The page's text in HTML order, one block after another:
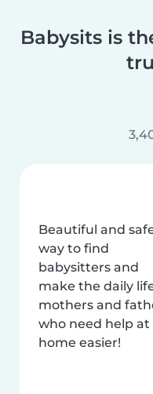
Babysits is
Beautiful and
way to find
babysitters and
make the daily
mothers and
who need help at
home easier!